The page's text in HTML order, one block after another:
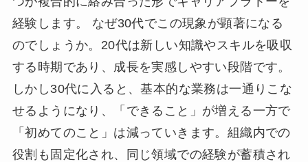
経験します。 なぜ30代でこの現象が顕著になる
のでしょうか。20代は新しい知識やスキルを吸収
する時期であり、成長を実感しやすい段階です。
しかし30代に入ると、基本的な業務は一通りこな
せるようになり、「できること」が増える一方で
「初めてのこと」は減っていきます。組織内での
役割も固定化され、同じ領域での経験が蓄積され